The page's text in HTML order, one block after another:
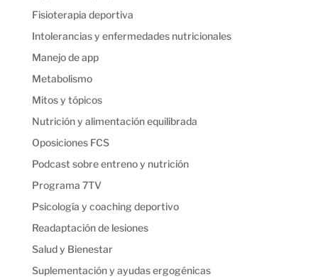
Fisioterapia deportiva
Intolerancias y enfermedades nutricionales
Manejo de app
Metabolismo
Mitos y tópicos
Nutrición y alimentación equilibrada
Oposiciones FCS
Podcast sobre entreno y nutrición
Programa 7TV
Psicología y coaching deportivo
Readaptación de lesiones
Salud y Bienestar
Suplementación y ayudas ergogénicas